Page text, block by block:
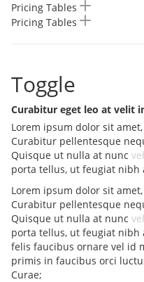
Pricing Tables
Pricing Tables
Toggle
Curabitur eget leo at velit
Lorem ipsum dolor sit
Curabitur pellentesque
Quisque ut nulla at nunc
porta tellus, ut feugiat nibh
Lorem ipsum dolor sit
Curabitur pellentesque
Quisque ut nulla at nunc
porta tellus, ut feugiat nibh
felis faucibus ornare vel id
primis in faucibus orci
Curae;